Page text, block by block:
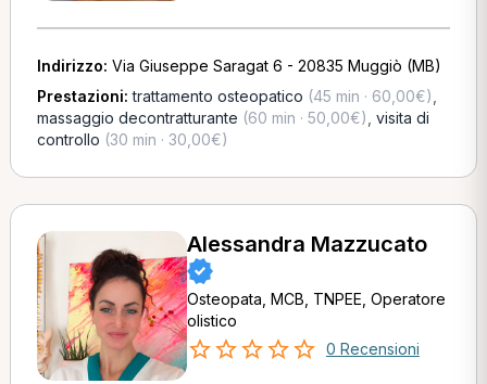
Indirizzo: Via Giuseppe Saragat 6 - 20835 Muggiò (MB)
Prestazioni:trattamento osteopatico (45 min · 60,00€)
massaggio decontratturante (60 min · 50,00€) visita di
controllo (30 min · 30,00€)
Alessandra Mazzucato
Osteopata, MCB, TNPEE, Operatore
olistico
0 Recensioni